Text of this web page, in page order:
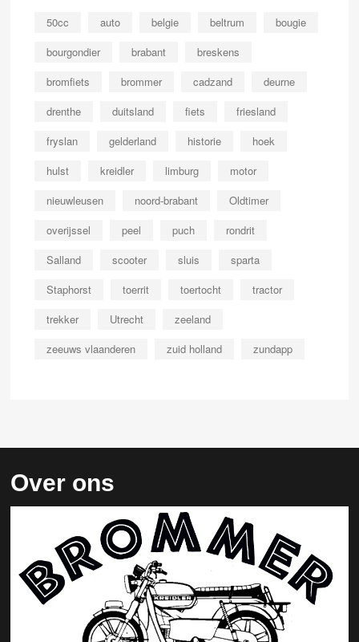
50cc auto belgie beltrum
bougie
bourgondier
brabant
breskens
bromfiets
brommer cadzand
deurne
drenthe
duitsland fiets
friesland
fryslan
gelderland historie
hoek
hulst
kreidler limburg
motor
nieuwleusen
noord-brabant
Oldtimer
overijssel
peel puch
rondrit
Salland
scooter sluis
sparta
Staphorst
toerrit toertocht
tractor
trekker
Utrecht
zeeland
zeeuws vlaanderen
zuid holland zundapp
Over ons